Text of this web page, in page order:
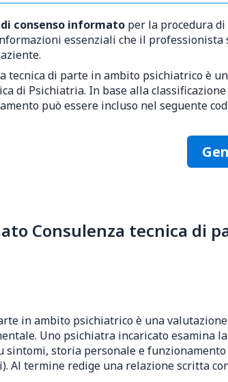
consenso informato per la procedura di
essenziali che il
tecnica di parte in ambito psichiatrico è
di Psichiatria. In base alla
può essere incluso nel seguente
Consulenza tecnica di
in ambito psichiatrico è una
Uno psichiatra incaricato esamina
storia personale e
Al termine redige una relazione scritta